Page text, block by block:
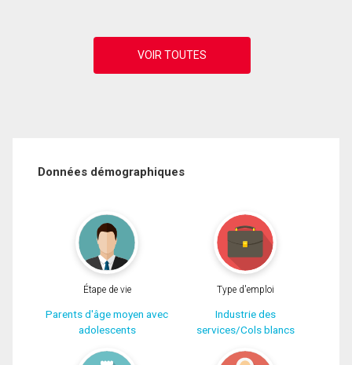
Données démographiques
Étape de vie
Parents d'âge moyen avec
adolescents
Type d'emploi
Industrie des
services/Cols blancs